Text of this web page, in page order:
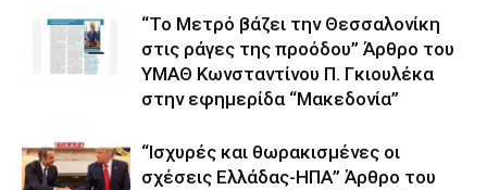
“Το Μετρό βάζει την Θεσσαλονίκη
στις ράγες της προόδου” Άρθρο του
ΥΜΑΘ Κωνσταντίνου Π. Γκιουλέκα
στην εφημερίδα “Μακεδονία”
“Ισχυρές και θωρακισμένες οι
σχέσεις Ελλάδας-ΗΠΑ” Άρθρο του